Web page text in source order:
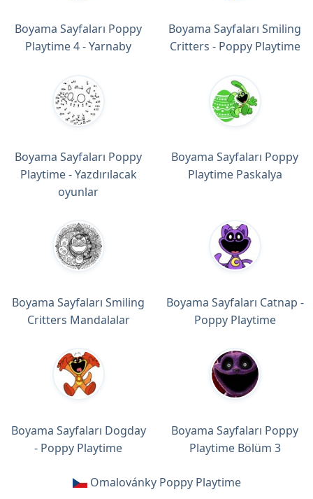
Boyama Sayfaları Poppy
Playtime 4 - Yarnaby
Boyama Sayfaları Smiling
Critters - Poppy Playtime
Boyama Sayfaları Poppy
Playtime - Yazdırılacak
oyunlar
Boyama Sayfaları Poppy
Playtime Paskalya
Boyama Sayfaları Smiling
Critters Mandalalar
Boyama Sayfaları Catnap -
Poppy Playtime
Boyama Sayfaları Dogday
- Poppy Playtime
Boyama Sayfaları Poppy
Playtime Bölüm 3
Omalovánky Poppy Playtime